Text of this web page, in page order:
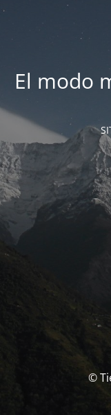
El modo
©